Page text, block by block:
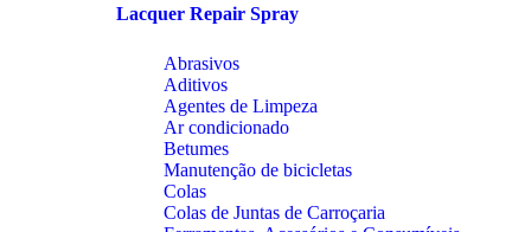
Lacquer Repair Spray
Abrasivos
Aditivos
Agentes de Limpeza
Ar condicionado
Betumes
Manutenção de bicicletas
Colas
Colas de Juntas de Carroçaria